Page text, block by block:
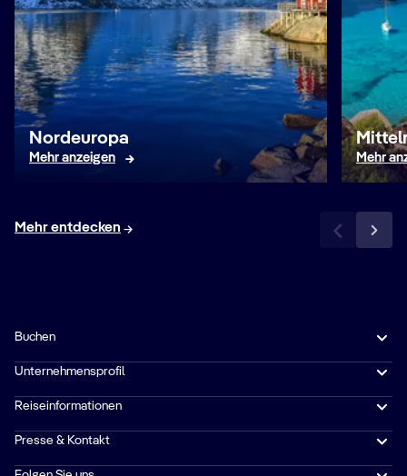
Nordeuropa
Mehr anzeigen Mehr
Mehr entdecken
Buchen
Unternehmensprofil
Reiseinformationen
Presse & Kontakt